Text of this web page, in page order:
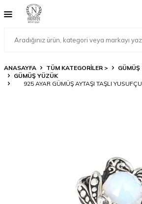
ANASAYFA TÜM KATEGORİLER > GÜMÜŞ
GÜMÜŞ YÜZÜK
925 AYAR GÜMÜŞ AYTAŞI TAŞLI